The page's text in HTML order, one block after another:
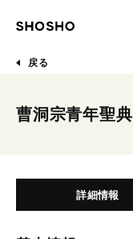
戻る
曹洞宗青年聖典
詳細情報